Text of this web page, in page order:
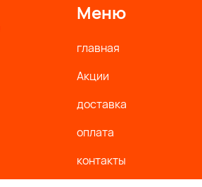
Меню
главная
Акции
доставка
оплата
контакты